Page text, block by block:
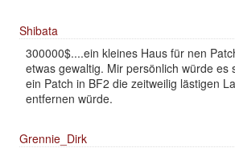
Shibata
300000$....ein kleines Haus für nen
etwas gewaltig. Mir persönlich würde es
ein Patch in BF2 die zeitweilig lästigen
entfernen würde.
Grennie_Dirk